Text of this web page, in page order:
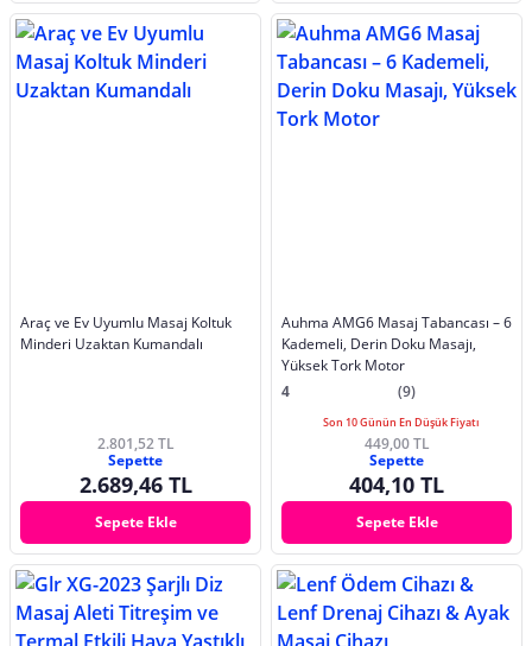
Araç ve Ev Uyumlu Masaj Koltuk
Minderi Uzaktan Kumandalı
2.801,52 TL
Sepette
2.689,46 TL
Sepete Ekle
Auhma AMG6 Masaj Tabancası – 6
Kademeli, Derin Doku Masajı,
Yüksek Tork Motor
4
(9)
Son 10 Günün En Düşük Fiyatı
449,00 TL
Sepette
404,10 TL
Sepete Ekle